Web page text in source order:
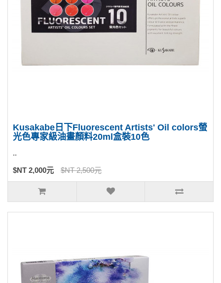
Kusakabe日下Fluorescent Artists' Oil colors螢
光色專家級油畫顏料20ml盒裝10色
..
$NT 2,000元 $NT 2,500元